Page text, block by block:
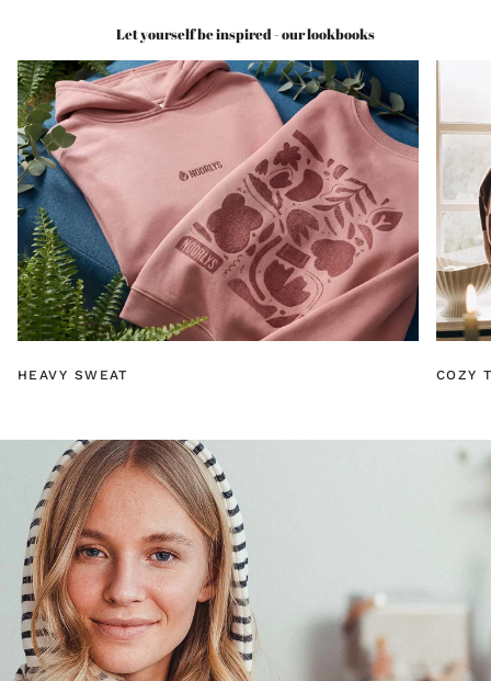
Let yourself be inspired - our lookbooks
HEAVY SWEAT COZY